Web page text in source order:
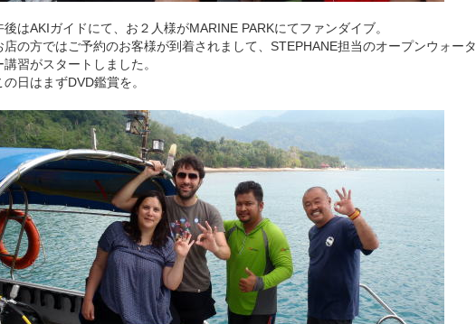
後はAKIガイドにて、お２人様がMARINE PARKにてファンダイブ。
店の方ではご予約のお客様が到着されまして、STEPHANE担当のオープンウォータ
講習がスタートしました。
の日はまずDVD鑑賞を。